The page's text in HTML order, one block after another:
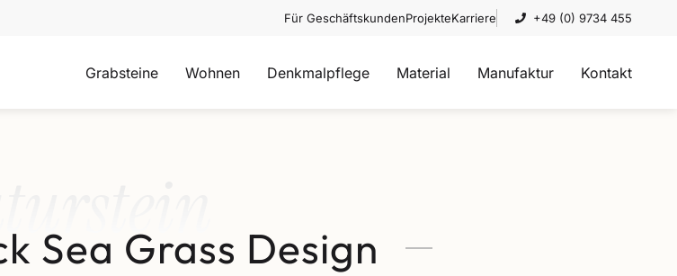
Für GeschäftskundenProjekteKarriere +49 (0) 9734 455
Grabsteine Wohnen Denkmalpflege Material Manufaktur Kontakt
Sea Grass Design